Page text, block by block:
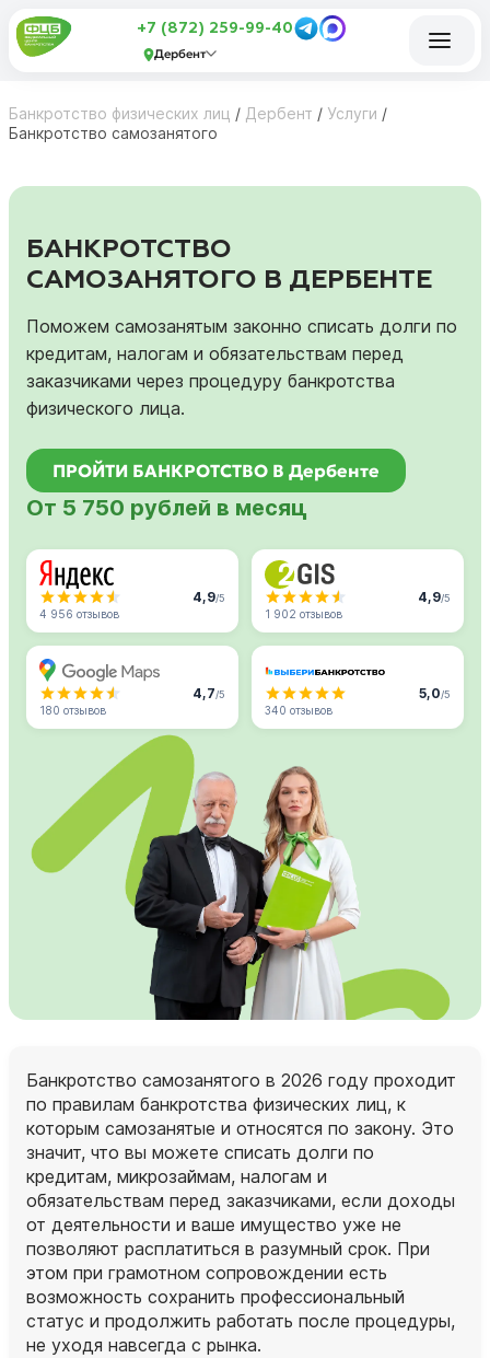
+7 (872) 259-99-40
Дербент
Банкротство физических лиц / Дербент / Услуги /
Банкротство самозанятого
БАНКРОТСТВО
САМОЗАНЯТОГО В ДЕРБЕНТЕ
Поможем самозанятым законно списать долги по
кредитам, налогам и обязательствам перед
заказчиками через процедуру банкротства
физического лица.
ПРОЙТИ БАНКРОТСТВО В Дербенте
От 5 750 рублей в месяц
4,9/5
4 956 отзывов
4,9/5
1 902 отзывов
4,7/5
180 отзывов
5,0/5
340 отзывов
Банкротство самозанятого в 2026 году проходит
по правилам банкротства физических лиц, к
которым самозанятые и относятся по закону. Это
значит, что вы можете списать долги по
кредитам, микрозаймам, налогам и
обязательствам перед заказчиками, если доходы
от деятельности и ваше имущество уже не
позволяют расплатиться в разумный срок. При
этом при грамотном сопровождении есть
возможность сохранить профессиональный
статус и продолжить работать после процедуры,
не уходя навсегда с рынка.